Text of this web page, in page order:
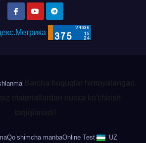
Barcha huquqlar himoyalangan.
materiallardan nusxa ko'chirish
taqiqlanadi!
Qo’shimcha manbaOnline Test UZ